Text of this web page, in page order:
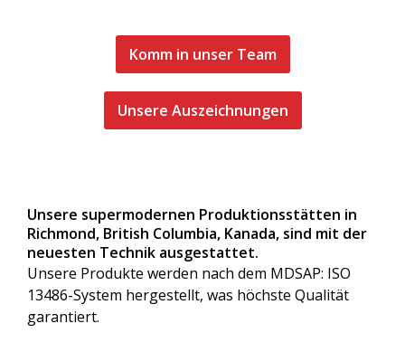
Komm in unser Team
Unsere Auszeichnungen
Unsere supermodernen Produktionsstätten in
Richmond, British Columbia, Kanada, sind mit der
neuesten Technik ausgestattet.
Unsere Produkte werden nach dem MDSAP: ISO
13486-System hergestellt, was höchste Qualität
garantiert.